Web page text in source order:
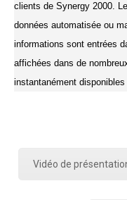
clients de Synergy 2000.
données automatisée ou
informations sont entrées
affichées dans de
instantanément
Vidéo de